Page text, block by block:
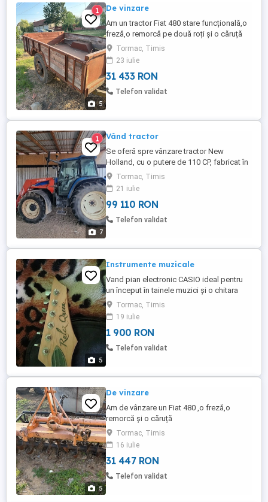
5
1 De vinzare
Am un tractor Fiat 480 stare funcțională,o
freză,o remorcă pe două roți și o căruță
Tormac, Timis
23 iulie
31 433 RON
Telefon validat
7
1 Vând tractor
Se oferă spre vânzare tractor New
Holland, cu o putere de 110 CP, fabricat în
anul 2003. Caracteristici: - Putere: 110 CP; -
An fabricație: 2003; - Ore de funcționare:
conform fotografiei; - Anvelope în stare
foarte bună (aproximativ 80%); - Dotat cu
instalație de climatizare; - Fără pierderi de
Tormac, Timis
21 iulie
99 110 RON
Telefon validat
5
Instrumente muzicale
Vand pian electronic CASIO ideal pentru
un început în tainele muzici și o chitara
electrica ROCK , TOATE NOI NOUTE. Pret
pian 1100 ron , chitara 800 ron
Tormac, Timis
19 iulie
1 900 RON
Telefon validat
5
De vinzare
Am de vânzare un Fiat 480 ,o freză,o
remorcă și o căruță
Tormac, Timis
16 iulie
31 447 RON
Telefon validat